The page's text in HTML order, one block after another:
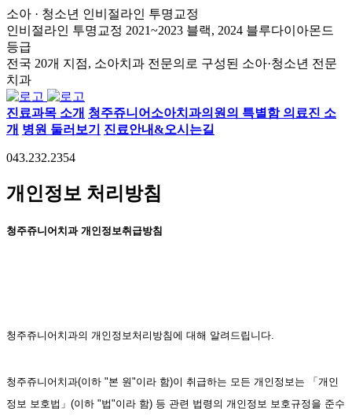
소아 · 청소년 인비절라인 투명교정
인비절라인 투명교정 2021~2023 블랙, 2024 블루다이아몬드
등급
전국 20개 지점, 소아치과 전문의로 구성된 소아·청소년 전문
치과
진료과목 소개 청주쥬니어소아치과의원의 특별함 의료진 소
개 병원 둘러보기 진료안내&오시는길
043.232.2354
개인정보 처리방침
청주쥬니어치과 개인정보취급방침
청주쥬니어치과의 개인정보처리방침에 대해 알려드립니다.
청주쥬니어치과(이하 "본 원"이라 함)이 취급하는 모든 개인정보는 「개인
정보 보호법」(이하 "법"이라 함) 등 관련 법령의 개인정보 보호규정을 준수